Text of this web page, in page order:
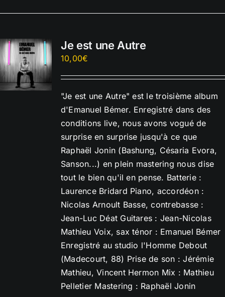
Je est une Autre
10,00€
"Je est une Autre" est le troisième album
d'Emanuel Bémer. Enregistré dans des
conditions live, nous avons vogué de
surprise en surprise jusqu'à ce que
Raphaël Jonin (Bashung, Césaria Evora,
Sanson...) en plein mastering nous dise
tout le bien qu'il en pense. Batterie :
Laurence Bridard Piano, accordéon :
Nicolas Arnoult Basse, contrebasse :
Jean-Luc Déat Guitares : Jean-Nicolas
Mathieu Voix, sax ténor : Emanuel Bémer
Enregistré au studio l'Homme Debout
(Madecourt, 88) Prise de son : Jérémie
Mathieu, Vincent Hermon Mix : Mathieu
Pelletier Mastering : Raphaël Jonin